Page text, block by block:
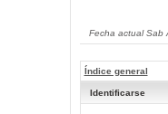
Fecha actual Sab
Índice general
Identificarse